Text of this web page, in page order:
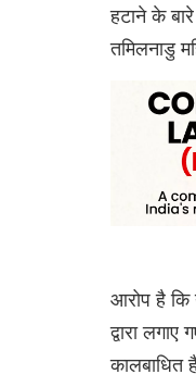
हटाने के
तमिलनाडु
आरोप है कि
द्वारा
कालबाधित